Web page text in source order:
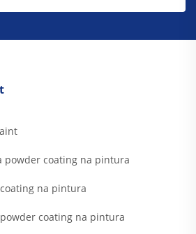
powder coating na pintura
na pintura
coating na pintura